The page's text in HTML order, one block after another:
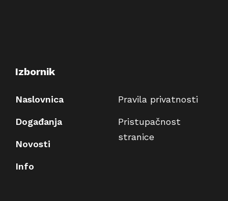
Izbornik
Naslovnica
Događanja
Novosti
Info
Pravila privatnosti
Pristupačnost
stranice